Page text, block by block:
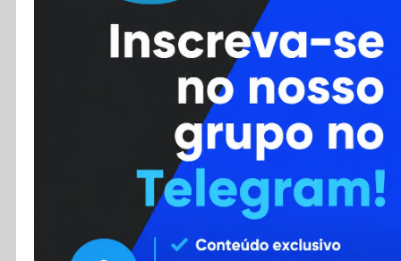
Cursos
Enviar Dica